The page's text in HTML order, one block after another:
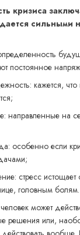
кризиса
сильными
постоянное
кажется, что
направленные на
особенно если
стресс
головным болям.
может
решения или,